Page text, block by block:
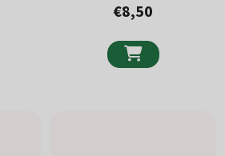
€8,50
